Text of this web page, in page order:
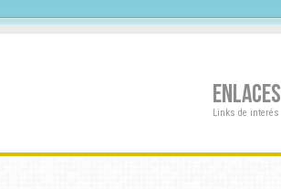
ENLACES
Links de interés